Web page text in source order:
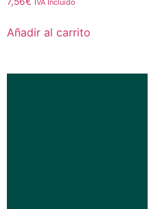
IVA Incluido
Añadir al carrito